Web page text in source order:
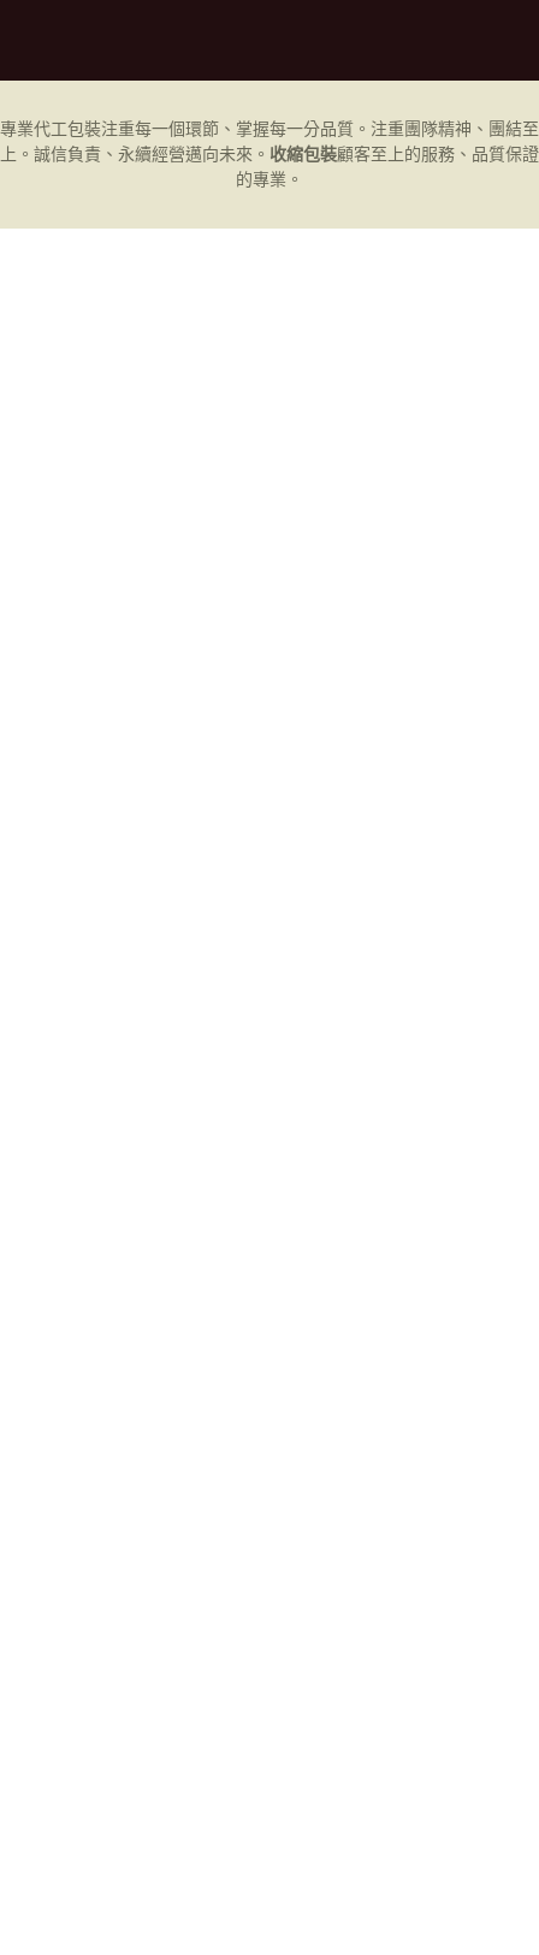
專業代工包裝注重每一個環節、掌握每一分品質。注重團隊精神、團結至
上。誠信負責、永續經營邁向未來。 收縮包裝顧客至上的服務、品質保證
的專業。